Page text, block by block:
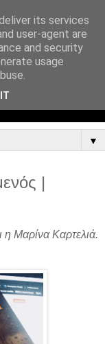
▼
|
η Μαρίνα Καρτελιά.
its services
user-agent are
and security
usage